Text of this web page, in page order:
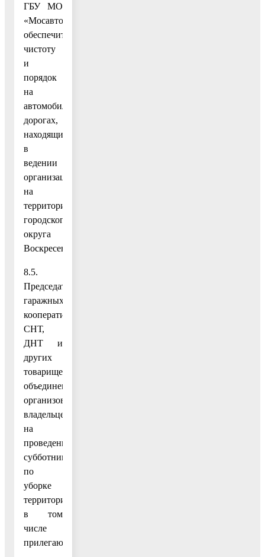
ГБУ МО
«Мосавтодор»
обеспечить
чистоту
и
порядок
на
автомобильных
дорогах,
находящихся
в
ведении
организации
на
территории
городского
округа
Воскресенск.
8.5.
Председателям
гаражных
кооперативов,
СНТ,
ДНТ и
других
товарищеских
объединений
организовать
владельцев
на
проведение
субботников
по
уборке
территорий,
в том
числе
прилегающих.